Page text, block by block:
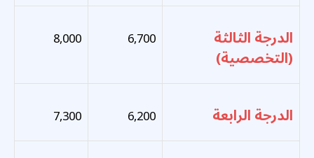
الدرجة الثالثة
(التخصصية)
6,700
8,000
الدرجة الرابعة 6,200
7,300